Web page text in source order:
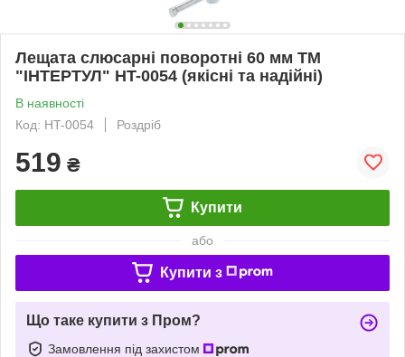
Лещата слюсарні поворотні 60 мм ТМ
"ІНТЕРТУЛ" HT-0054 (якісні та надійні)
В наявності
Код: HT-0054
Роздріб
519 ₴
Купити
або
Купити з
Що таке купити з Пром?
Замовлення під захистом